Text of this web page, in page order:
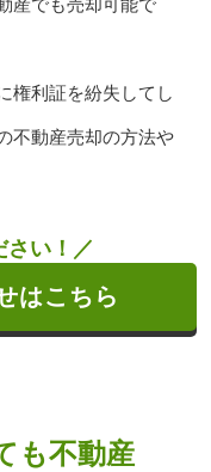
産でも売却可能で
権利証を紛失してし
不動産売却の方法や
さい！／
はこちら
も不動産